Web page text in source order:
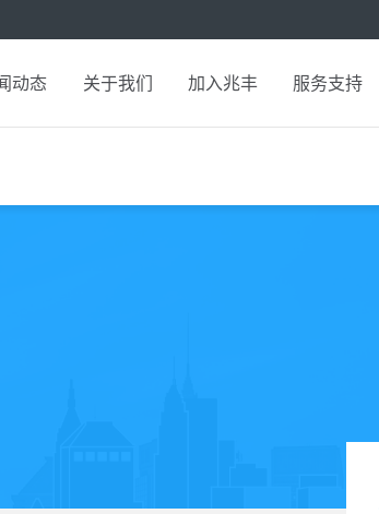
动态 关于我们 加入兆丰 服务支持